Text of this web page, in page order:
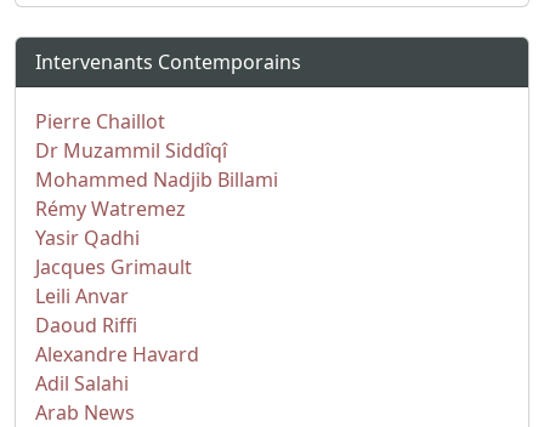
Intervenants Contemporains
Pierre Chaillot
Dr Muzammil Siddîqî
Mohammed Nadjib Billami
Rémy Watremez
Yasir Qadhi
Jacques Grimault
Leili Anvar
Daoud Riffi
Alexandre Havard
Adil Salahi
Arab News